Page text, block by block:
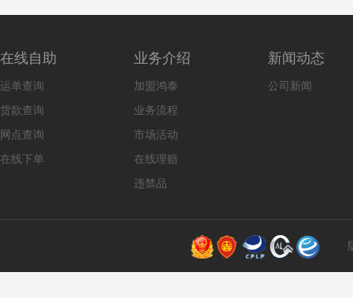
在线自助
运单查询
货款查询
网点查询
在线下单
业务介绍
加盟鸿泰
业务流程
市场活动
在线理赔
违禁品
新闻动态
公司新闻